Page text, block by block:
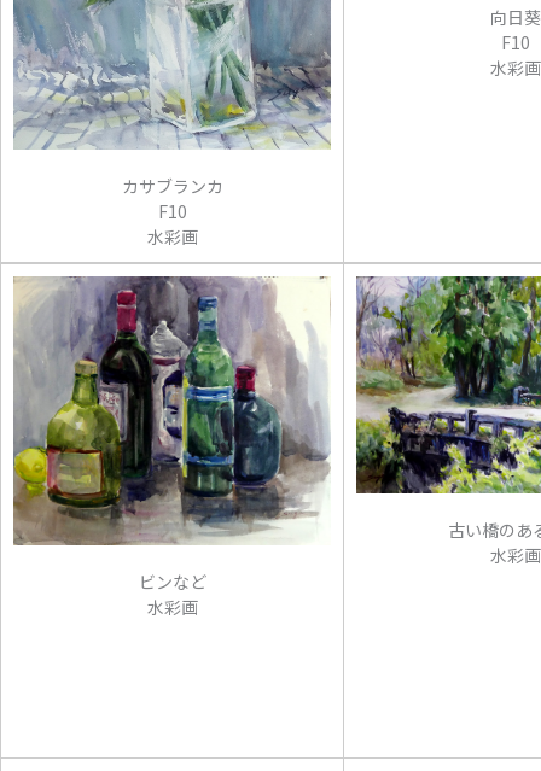
カサブランカ
F10
水彩画
向日葵
F10
水彩画
ビンなど
水彩画
古い橋のあ
水彩画